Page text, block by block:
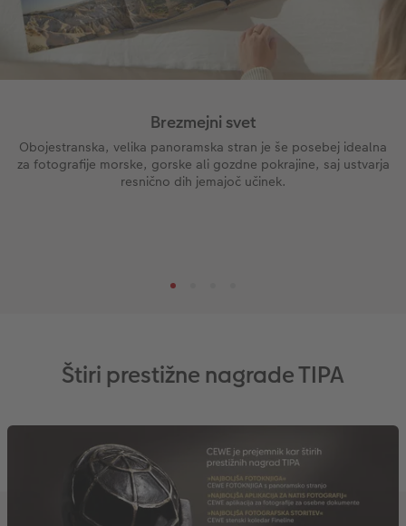
Brezmejni svet
Obojestranska, velika panoramska stran je še posebej idealna
za fotografije morske, gorske ali gozdne pokrajine, saj ustvarja
resnično dih jemajoč učinek.
Štiri prestižne nagrade TIPA